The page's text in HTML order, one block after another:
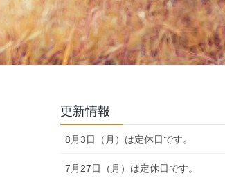
更新情報
8月3日（月）は定休日です。
7月27日（月）は定休日です。